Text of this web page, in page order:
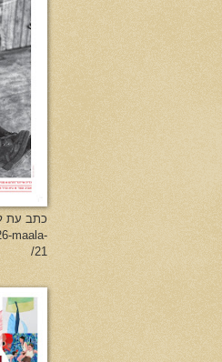
כתב עת
maala-
21/